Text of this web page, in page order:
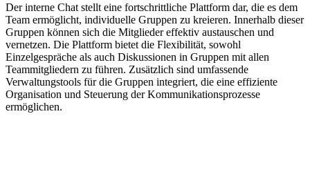
Der interne Chat stellt eine fortschrittliche Plattform dar, die es dem
Team ermöglicht, individuelle Gruppen zu kreieren. Innerhalb dieser
Gruppen können sich die Mitglieder effektiv austauschen und
vernetzen. Die Plattform bietet die Flexibilität, sowohl
Einzelgespräche als auch Diskussionen in Gruppen mit allen
Teammitgliedern zu führen. Zusätzlich sind umfassende
Verwaltungstools für die Gruppen integriert, die eine effiziente
Organisation und Steuerung der Kommunikationsprozesse
ermöglichen.